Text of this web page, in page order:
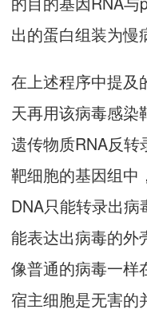
出的蛋白组装为慢
在上述程序中提及
天再用该病毒感染
遗传物质RNA反转
靶细胞的基因组中
DNA只能转录出
能表达出病毒的外
像普通的病毒一样
宿主细胞是无害的